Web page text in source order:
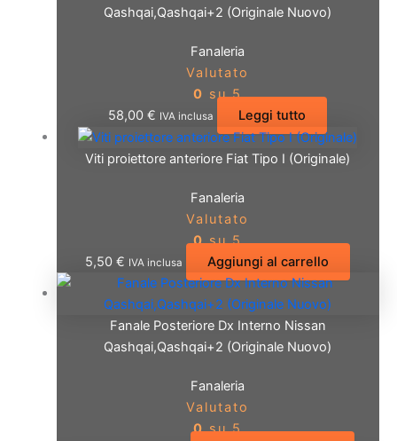
Qashqai,Qashqai+2 (Originale Nuovo)
Fanaleria
Valutato
0 su 5
58,00€ IVA inclusa Leggi tutto
Viti proiettore anteriore Fiat Tipo I (Originale)
Fanaleria
Valutato
0su 5
5,50€ IVA inclusa Aggiungi al carrello
Fanale Posteriore Dx Interno Nissan
Qashqai,Qashqai+2 (Originale Nuovo)
Fanaleria
Valutato
0su 5